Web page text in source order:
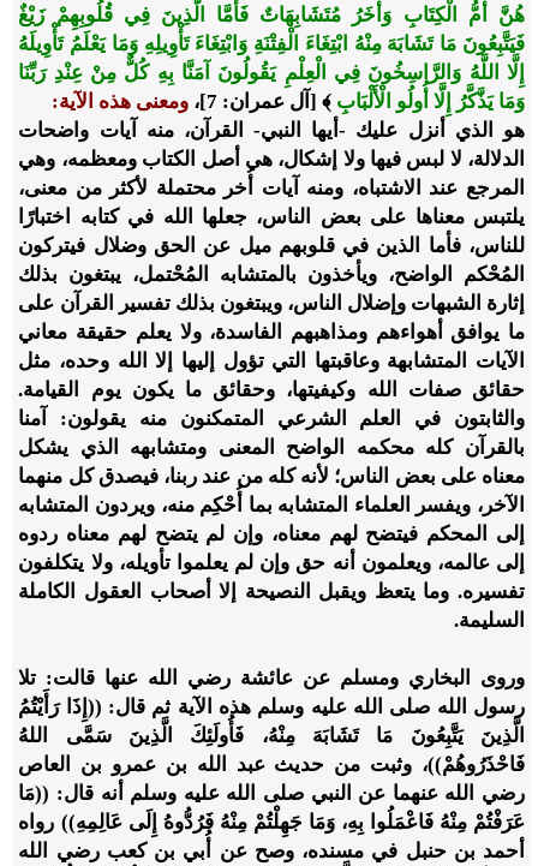
هُنَّ أُمُّ الْكِتَابِ وَأُخَرُ مُتَشَابِهَاتٌ فَأَمَّا الَّذِينَ فِي قُلُوبِهِمْ زَيْغٌ
فَيَتَّبِعُونَ مَا تَشَابَهَ مِنْهُ ابْتِغَاءَ الْفِتْنَةِ وَابْتِغَاءَ تَأْوِيلِهِ وَمَا يَعْلَمُ تَأْوِيلَهُ
إِلَّا اللَّهُ وَالرَّاسِخُونَ فِي الْعِلْمِ يَقُولُونَ آمَنَّا بِهِ كُلٌّ مِنْ عِنْدِ رَبِّنَا
وَمَا يَذَّكَّرُ إِلَّا أُولُو الْأَلْبَابِ ﴾ [آل عمران: 7]،
ومعنى هذه الآية:
هو الذي أنزل عليك -أيها النبي- القرآن، منه آيات واضحات
الدلالة، لا لبس فيها ولا إشكال، هي أصل الكتاب ومعظمه، وهي
المرجع عند الاشتباه، ومنه آيات أُخر محتملة لأكثر من معنى،
يلتبس معناها على بعض الناس، جعلها الله في كتابه اختبارًا
للناس، فأما الذين في قلوبهم ميل عن الحق وضلال فيتركون
المُحْكم الواضح، ويأخذون بالمتشابه المُحْتمل، يبتغون بذلك
إثارة الشبهات وإضلال الناس، ويبتغون بذلك تفسير القرآن على
ما يوافق أهواءهم ومذاهبهم الفاسدة، ولا يعلم حقيقة معاني
الآيات المتشابهة وعاقبتها التي تؤول إليها إلا الله وحده، مثل
حقائق صفات الله وكيفيتها، وحقائق ما يكون يوم القيامة.
والثابتون في العلم الشرعي المتمكنون منه يقولون: آمنا
بالقرآن كله محكمه الواضح المعنى ومتشابهه الذي يشكل
معناه على بعض الناس؛ لأنه كله من عند ربنا، فيصدق كل منهما
الآخر، ويفسر العلماء المتشابه بما أُحْكِم منه، ويردون المتشابه
إلى المحكم فيتضح لهم معناه، وإن لم يتضح لهم معناه ردوه
إلى عالمه، ويعلمون أنه حق وإن لم يعلموا تأويله، ولا يتكلفون
تفسيره. وما يتعظ ويقبل النصيحة إلا أصحاب العقول الكاملة
السليمة.
وروى البخاري ومسلم عن عائشة رضي الله عنها قالت: تلا
رسول الله صلى الله عليه وسلم هذه الآية ثم قال: ((إِذَا رَأَيْتُمُ
الَّذِينَ يَتَّبِعُونَ مَا تَشَابَهَ مِنْهُ، فَأُولَئِكَ الَّذِينَ سَمَّى اللهُ
فَاحْذَرُوهُمْ))، وثبت من حديث عبد الله بن عمرو بن العاص
رضي الله عنهما عن النبي صلى الله عليه وسلم أنه قال: ((مَا
عَرَفْتُمْ مِنْهُ فَاعْمَلُوا بِهِ، وَمَا جَهِلْتُمْ مِنْهُ فَرُدُّوهُ إِلَى عَالِمِهِ)) رواه
أحمد بن حنبل في مسنده، وصح عن أُبي بن كعب رضي الله